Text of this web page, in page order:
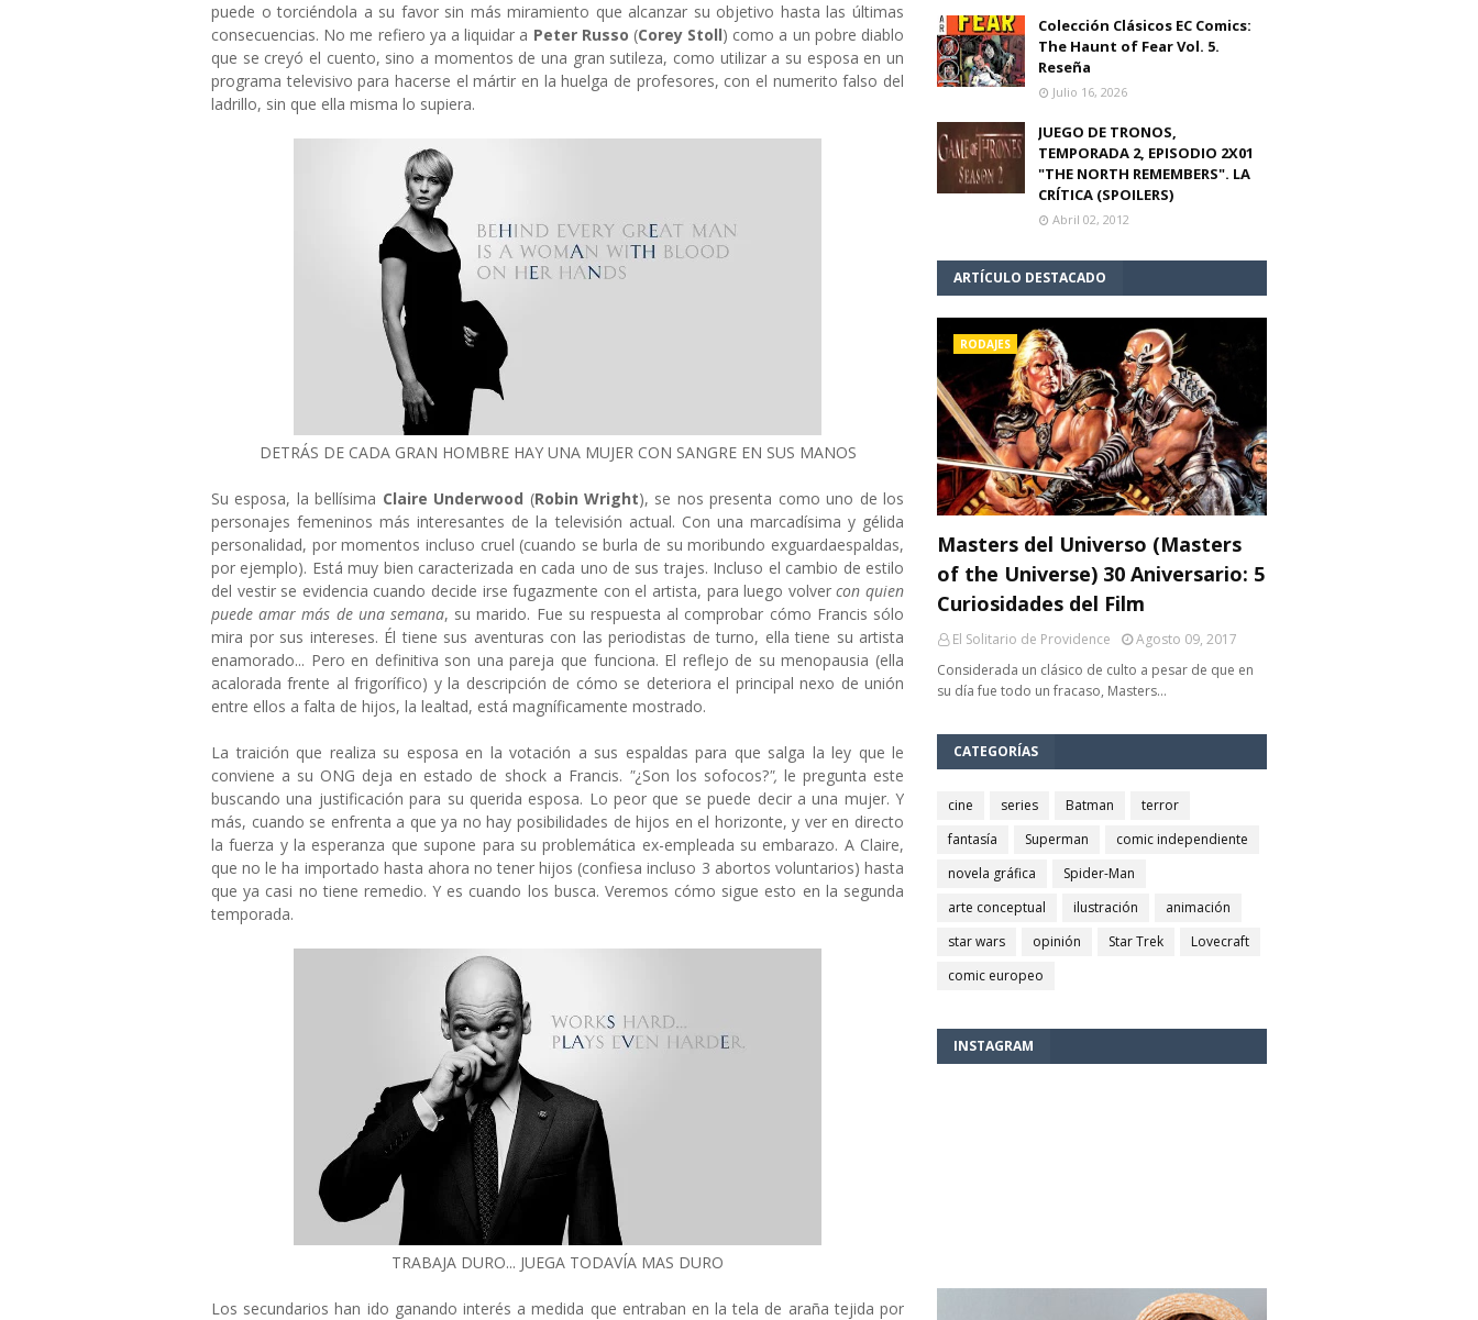
puede o torciéndola a su favor sin más miramiento que alcanzar su objetivo hasta las últimas
consecuencias. No me refiero ya a liquidar a Peter Russo (Corey Stoll) como a un pobre diablo
que se creyó el cuento, sino a momentos de una gran sutileza, como utilizar a su esposa en un
programa televisivo para hacerse el mártir en la huelga de profesores, con el numerito falso del
ladrillo, sin que ella misma lo supiera.
DETRÁS DE CADA GRAN HOMBRE HAY UNA MUJER CON SANGRE EN SUS MANOS
Su esposa, la bellísima Claire Underwood (Robin Wright), se nos presenta como uno de los
personajes femeninos más interesantes de la televisión actual. Con una marcadísima y gélida
personalidad, por momentos incluso cruel (cuando se burla de su moribundo exguardaespaldas,
por ejemplo). Está muy bien caracterizada en cada uno de sus trajes. Incluso el cambio de estilo
del vestir se evidencia cuando decide irse fugazmente con el artista, para luego volvercon quien
puede amar más de una semana, su marido. Fue su respuesta al comprobar cómo Francis sólo
mira por sus intereses. Él tiene sus aventuras con las periodistas de turno, ella tiene su artista
enamorado... Pero en definitiva son una pareja que funciona. El reflejo de su menopausia (ella
acalorada frente al frigorífico) y la descripción de cómo se deteriora el principal nexo de unión
entre ellos a falta de hijos, la lealtad, está magníficamente mostrado.
La traición que realiza su esposa en la votación a sus espaldas para que salga la ley que le
conviene a su ONG deja en estado de shock a Francis. "¿Son los sofocos?", le pregunta este
buscando una justificación para su querida esposa. Lo peor que se puede decir a una mujer. Y
más, cuando se enfrenta a que ya no hay posibilidades de hijos en el horizonte, y ver en directo
la fuerza y la esperanza que supone para su problemática ex-empleada su embarazo. A Claire,
que no le ha importado hasta ahora no tener hijos (confiesa incluso 3 abortos voluntarios) hasta
que ya casi no tiene remedio. Y es cuando los busca. Veremos cómo sigue esto en la segunda
temporada.
TRABAJA DURO... JUEGA TODAVÍA MAS DURO
Los secundarios han ido ganando interés a medida que entraban en la tela de araña tejida por
Colección Clásicos EC Comics:
The Haunt of Fear Vol. 5.
Reseña
Julio 16, 2026
JUEGO DE TRONOS,
TEMPORADA 2, EPISODIO 2X01
"THE NORTH REMEMBERS". LA
CRÍTICA (SPOILERS)
Abril 02, 2012
ARTÍCULO DESTACADO
RODAJES
Masters del Universo (Masters
of the Universe) 30 Aniversario: 5
Curiosidades del Film
El Solitario de Providence
Agosto 09, 2017
Considerada un clásico de culto a pesar de que en
su día fue todo un fracaso, Masters…
CATEGORÍAS
cine series Batman
terror
fantasía
Superman
comic independiente
novela gráfica
Spider-Man
arte conceptual
ilustración
animación
star wars
opinión Star Trek
Lovecraft
comic europeo
INSTAGRAM